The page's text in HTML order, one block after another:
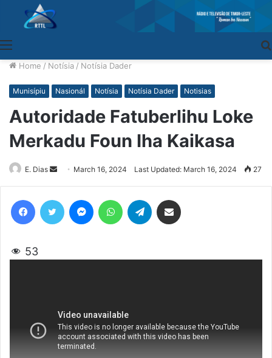
Home / Notísia / Notísia Dader
Munisípiu Nasionál Notísia Notísia Dader Notisias
Autoridade Fatuberlihu Loke
Merkadu Foun Iha Kaikasa
E. Dias
Send
an
March 16, 2024 Last Updated: March 16, 2024 27
53